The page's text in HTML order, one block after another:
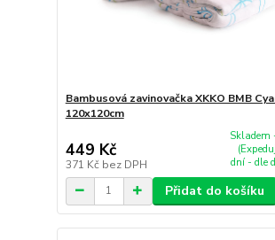
Bambusová zavinovačka XKKO BMB
120x120cm
449 Kč
371 Kč bez DPH
Skladem
dní - dle
Přidat do košíku